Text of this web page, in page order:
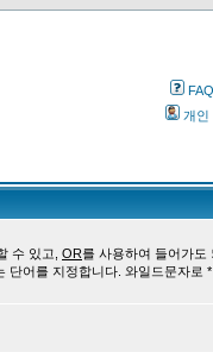
FAQ
개인
수 있고, OR를 사용하여 들어가도
단어를 지정합니다. 와일드문자로